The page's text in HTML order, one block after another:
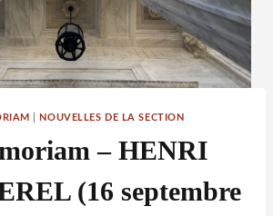
NOUVELLES DE LA SECTION
– HENRI
(16 septembre